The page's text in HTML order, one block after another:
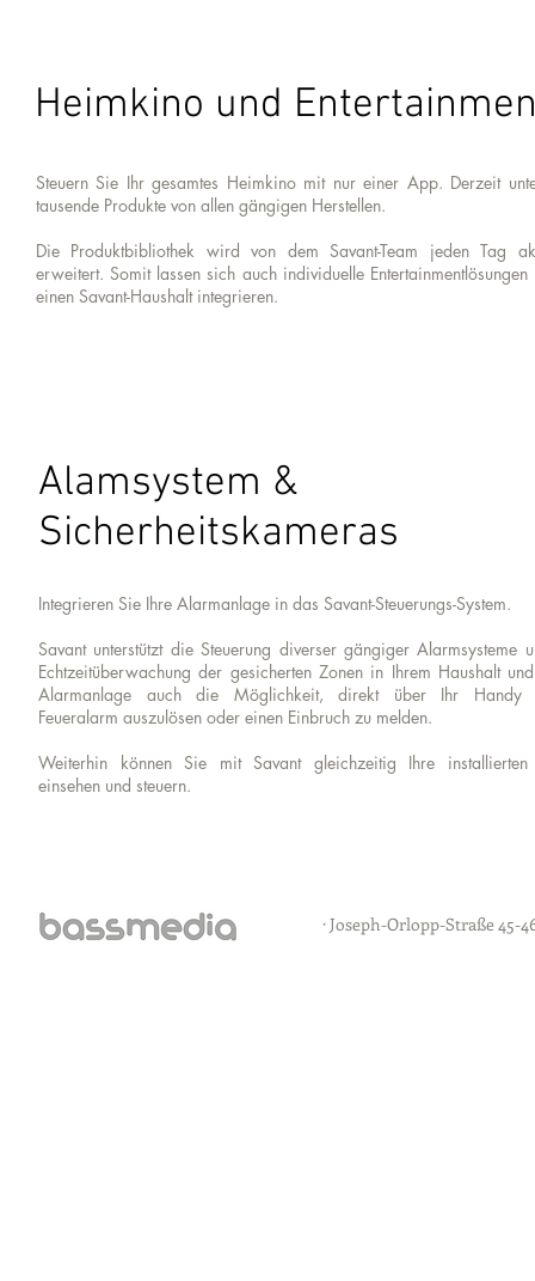
Integrieren Sie Ihre Alarmanlage in das Savant-Steuerungs-System.
Savant unterstützt die Steuerung diverser gängiger Alarmsysteme
Echtzeitüberwachung der gesicherten Zonen in Ihrem Haushalt
Alarmanlage auch die Möglichkeit, direkt über Ihr Handy
Feueralarm auszulösen oder einen Einbruch zu melden.
Weiterhin können Sie mit Savant gleichzeitig Ihre installierten
einsehen und steuern.
Heimkino und
Alamsystem &
Sicherheitskameras
Steuern Sie Ihr gesamtes Heimkino mit nur einer App. Derzeit
tausende Produkte von allen gängigen Herstellen.
Die Produktbibliothek wird von dem Savant-Team jeden Tag
erweitert. Somit lassen sich auch individuelle
einen Savant-Haushalt integrieren.
· Joseph-Orlopp-Straße 45-